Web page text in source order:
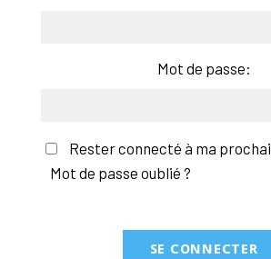
Mot de passe:
Rester connecté à ma
Mot de passe oublié ?